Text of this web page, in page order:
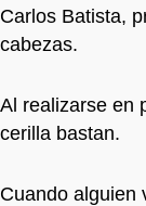
Carlos Batista,
cabezas.
Al realizarse en
cerilla bastan.
Cuando alguien